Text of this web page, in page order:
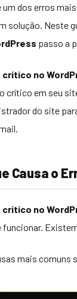
um dos erros
solução. Neste
passo a
crítico no
crítico em seu
do site
Causa o
crítico no
funcionar.
mais comuns